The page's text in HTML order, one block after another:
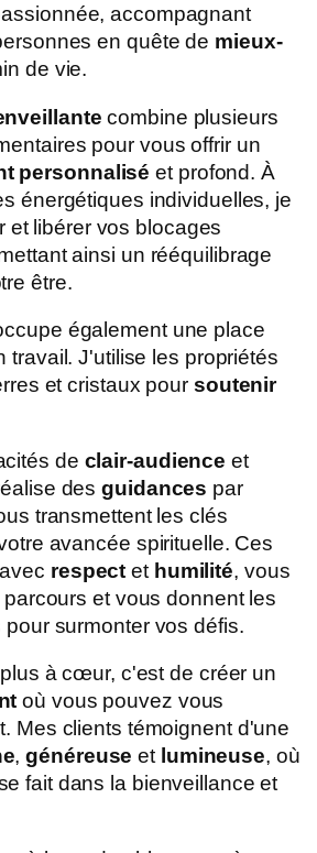
accompagnant
en quête de mieux-
de vie.
combine plusieurs
pour vous offrir un
personnalisé et profond. À
énergétiques individuelles, je
et libérer vos blocages
ainsi un rééquilibrage
être.
également une place
travail. J'utilise les propriétés
et cristaux pour soutenir
de clair-audience et
desguidances par
transmettent les clés
avancée spirituelle. Ces
respect et humilité, vous
et vous donnent les
surmonter vos défis.
à cœur, c'est de créer un
où vous pouvez vous
Mes clients témoignent d'une
,généreuse et lumineuse, où
fait dans la bienveillance et